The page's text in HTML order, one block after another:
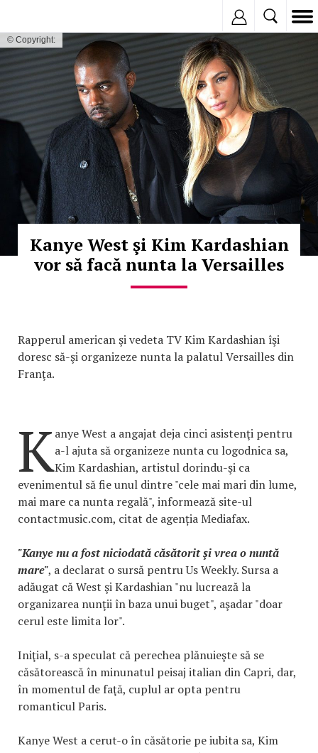
© Copyright:
Kanye West şi Kim Kardashian
vor să facă nunta la Versailles
Rapperul american şi vedeta TV Kim Kardashian îşi
doresc să-şi organizeze nunta la palatul Versailles din
Franţa.
Kanye West a angajat deja cinci asistenţi pentru
a-l ajuta să organizeze nunta cu logodnica sa,
Kim Kardashian, artistul dorindu-şi ca
evenimentul să fie unul dintre "cele mai mari din lume,
mai mare ca nunta regală", informează site-ul
contactmusic.com, citat de agenția Mediafax.
"Kanye nu a fost niciodată căsătorit şi vrea o nuntă
mare", a declarat o sursă pentru Us Weekly. Sursa a
adăugat că West şi Kardashian "nu lucrează la
organizarea nunţii în baza unui buget", aşadar "doar
cerul este limita lor".
Iniţial, s-a speculat că perechea plănuieşte să se
căsătorească în minunatul peisaj italian din Capri, dar,
în momentul de faţă, cuplul ar opta pentru
romanticul Paris.
Kanye West a cerut-o în căsătorie pe iubita sa, Kim